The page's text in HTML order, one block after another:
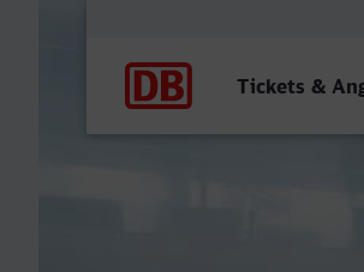
Tickets &
Ostbahnhof,